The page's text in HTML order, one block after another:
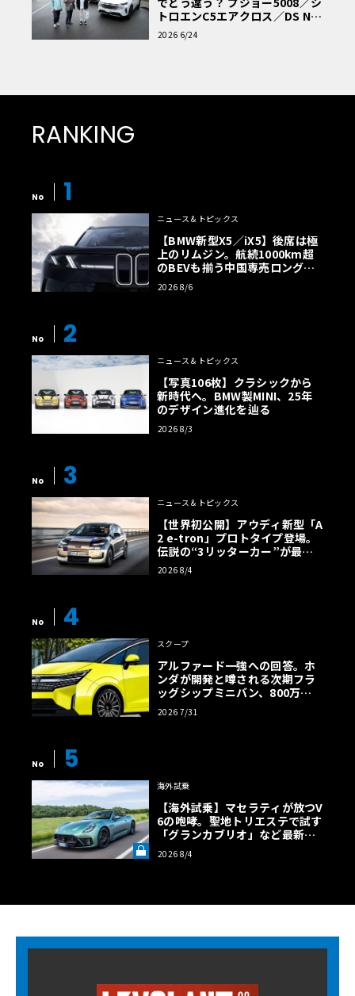
トロエンC5エアクロス／DS Nº4
読者一気乗りレポート
2026 6/24
RANKING
No 1
ニュース＆トピックス
【BMW新型X5／iX5】後席は極
上のリムジン。航続1000km超
のBEVも揃う中国専売ロング仕
様の全貌
2026 8/6
No 2
ニュース＆トピックス
【写真106枚】クラシックから
新時代へ。BMW製MINI、25年
のデザイン進化を辿る
2026 8/3
No 3
ニュース＆トピックス
【世界初公開】アウディ新型「A
2 e-tron」プロトタイプ登場。
伝説の“3リッターカー”が最高
効率エントリーBEVとして復活
【画像38枚】
2026 8/4
No 4
スクープ
アルファード一強への回答。ホ
ンダが開発と噂される次期フラ
ッグシップミニバン、800万円
超の勝算【予想CG】
2026 7/31
No 5
海外試乗
【海外試乗】マセラティが放つV
6の咆哮。聖地トリエステで試す
「グランカブリオ」など最新ト
ロフェオ3台の官能評価《LE VO
LANT LAB》
2026 8/4